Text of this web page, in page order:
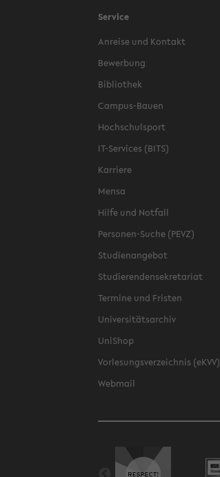
Service
Anreise und Kontakt
Bewerbung
Bibliothek
Campus-Bauen
Hochschulsport
IT-Services (BITS)
Karriere
Mensa
Hilfe und Notfall
Personen-Suche (PEVZ)
Studienangebot
Studierendensekretariat
Termine und Fristen
Universitätsarchiv
UniShop
Vorlesungsverzeichnis (eKVV)
Webmail